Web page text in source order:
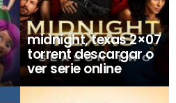
midnight, texas 2×07
torrent descargar o
ver serie online